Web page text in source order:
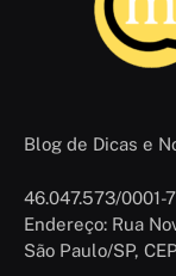
Blog de Dicas e
46.047.573/0001-
Endereço: Rua
São Paulo/SP,